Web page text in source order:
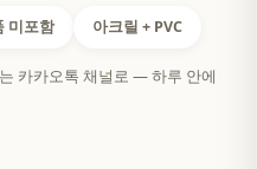
미포함 아크릴 + PVC
카카오톡 채널로 — 하루 안에